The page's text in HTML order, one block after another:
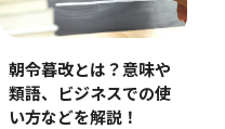
朝令暮改とは？意味や
類語、ビジネスでの使
い方などを解説！